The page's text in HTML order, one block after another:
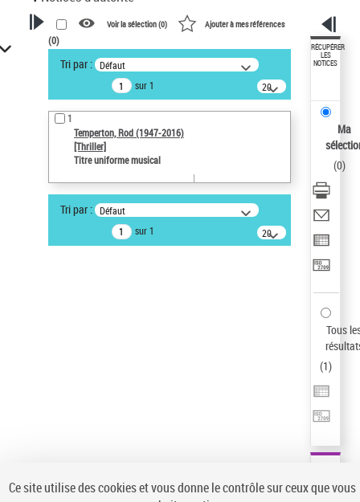
VOTRE RECHERCHE
Recherche avancée dans les
notices d’autorité
Œuvres liées à l'auteur :
Temperton, Rod (1947-2016)
Type de notice d'autorité
Type de notice d'autorité
Voir la sélection (0) Ajouter à mes références
(0)
Tri par : Défaut
sur 1
20
résultats/page
1
Temperton, Rod (1947-2016)
[Thriller]
Titre uniforme musical
Tri par : Défaut
sur 1
20
résultats/page
RÉCUPÉRER
LES
NOTICES
Ma
(0)
Tous
(1)
Ce site utilise des cookies et vous donne le contrôle sur ceux que vous